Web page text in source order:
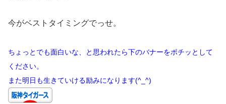
今がベストタイミングでっせ。
ちょっとでも面白いな、と思われたら下のバナーをポチッとして
ください。
また明日も生きていける励みになります(^_^)